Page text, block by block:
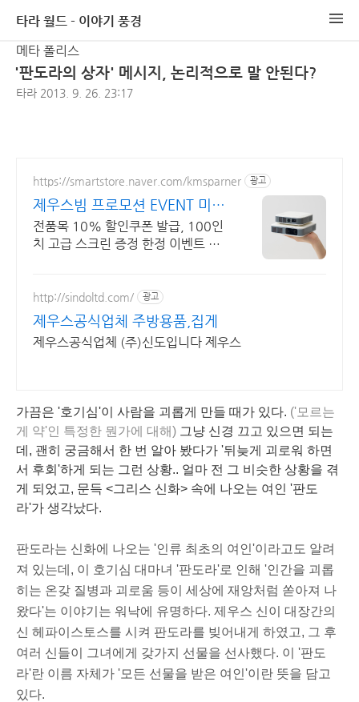
타라 월드 - 이야기 풍경
메타 폴리스
'판도라의 상자' 메시지, 논리적으로 말 안된다?
타라 2013. 9. 26. 23:17
https://smartstore.naver.com/kmsparner 광고
제우스빔 프로모션 EVENT 미니
빔의 원조
전품목 10% 할인쿠폰 발급, 100인
치 고급 스크린 증정 한정 이벤트 진
http://sindoltd.com/ 광고
제우스공식업체 주방용품,집게
제우스공식업체 (주)신도입니다 제우스
가끔은 '호기심'이 사람을 괴롭게 만들 때가 있다. ('모르는
게 약'인 특정한 뭔가에 대해) 그냥 신경 끄고 있으면 되는
데, 괜히 궁금해서 한 번 알아 봤다가 '뒤늦게 괴로워 하면
서 후회'하게 되는 그런 상황.. 얼마 전 그 비슷한 상황을 겪
게 되었고, 문득 <그리스 신화> 속에 나오는 여인 '판도
라'가 생각났다.
판도라는 신화에 나오는 '인류 최초의 여인'이라고도 알려
져 있는데, 이 호기심 대마녀 '판도라'로 인해 '인간을 괴롭
히는 온갖 질병과 괴로움 등이 세상에 재앙처럼 쏟아져 나
왔다'는 이야기는 워낙에 유명하다. 제우스 신이 대장간의
신 헤파이스토스를 시켜 판도라를 빚어내게 하였고, 그 후
여러 신들이 그녀에게 갖가지 선물을 선사했다. 이 '판도
라'란 이름 자체가 '모든 선물을 받은 여인'이란 뜻을 담고
있다.